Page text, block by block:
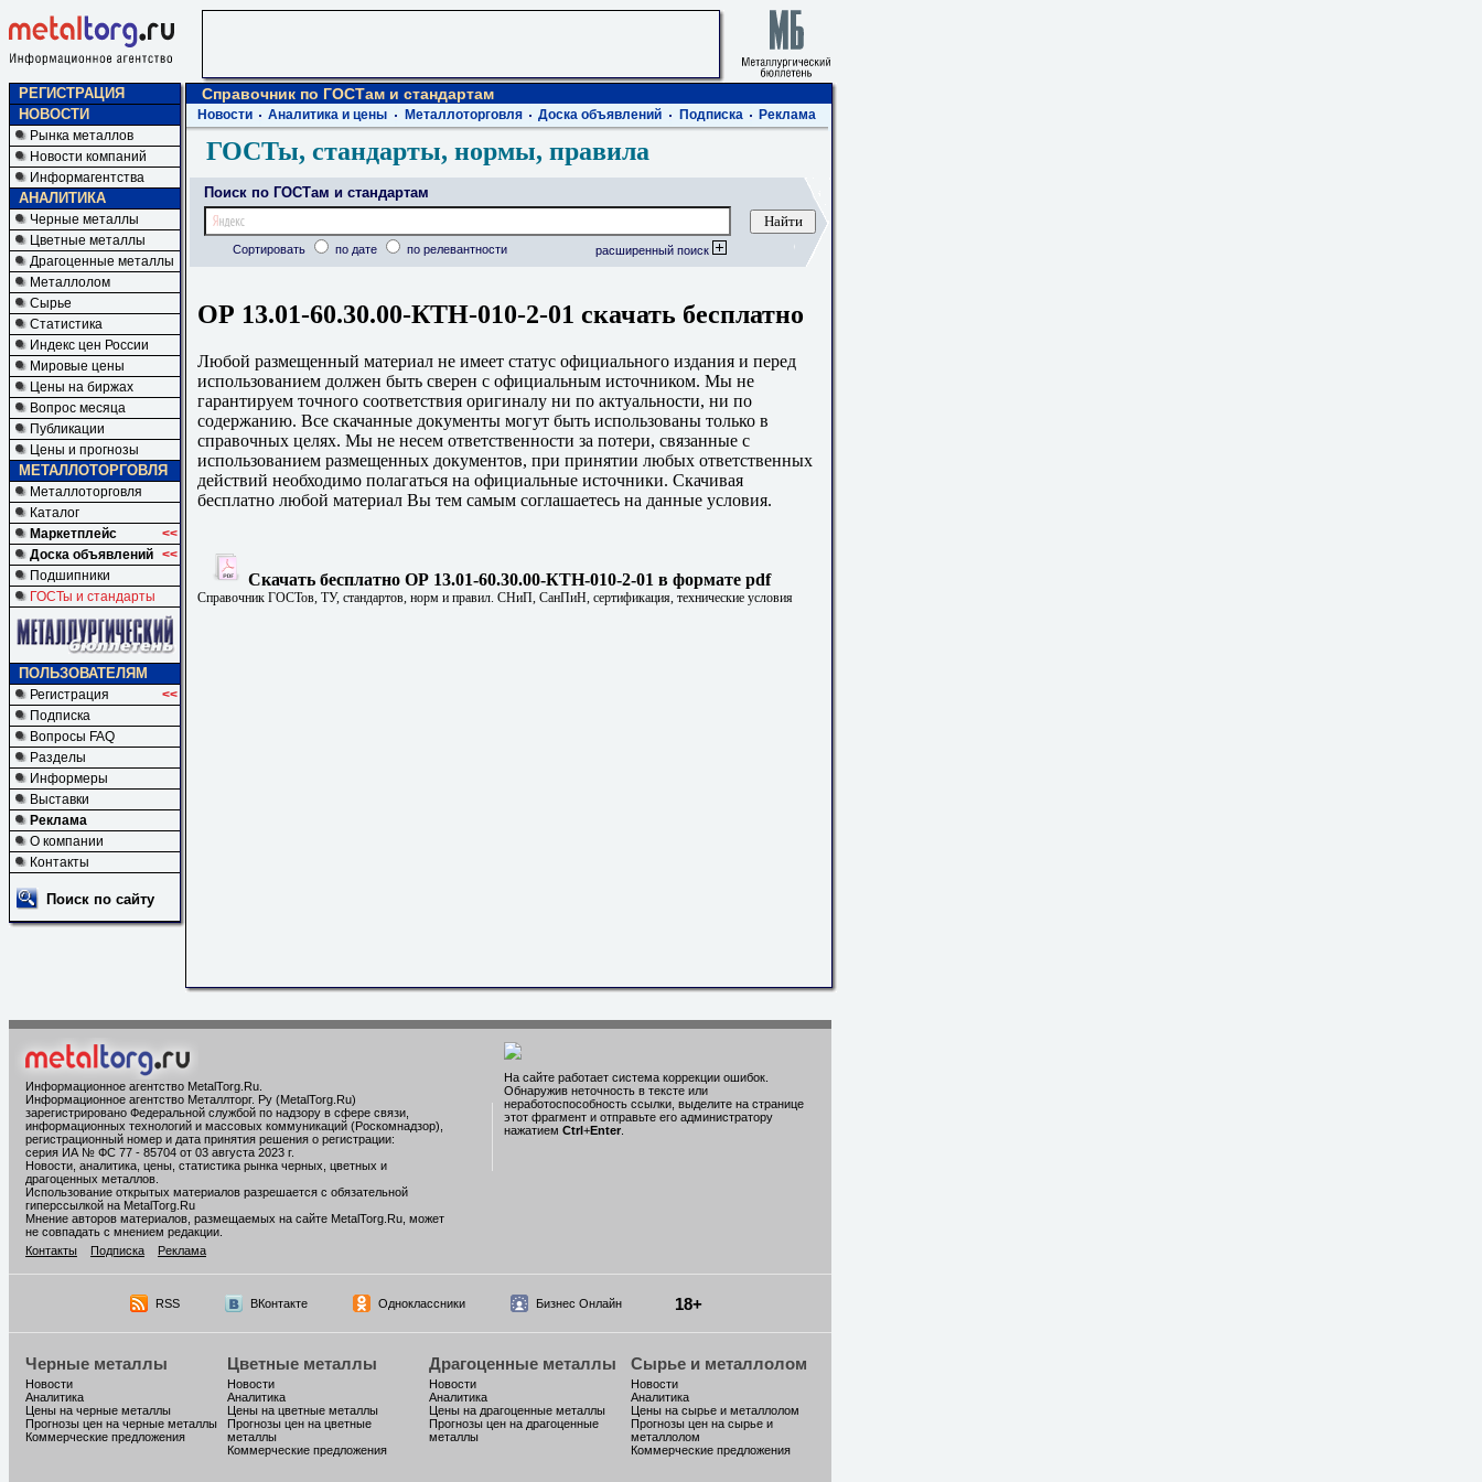
РЕГИСТРАЦИЯ
НОВОСТИ
Рынка металлов
Новости компаний
Информагентства
АНАЛИТИКА
Черные металлы
Цветные металлы
Драгоценные металлы
Металлолом
Сырье
Статистика
Индекс цен России
Мировые цены
Цены на биржах
Вопрос месяца
Публикации
Цены и прогнозы
МЕТАЛЛОТОРГОВЛЯ
Металлоторговля
Каталог
Маркетплейс
<<
Доска объявлений <<
Подшипники
ГОСТы и стандарты
ПОЛЬЗОВАТЕЛЯМ
Регистрация
<<
Подписка
Вопросы FAQ
Разделы
Информеры
Выставки
Реклама
О компании
Контакты
Поиск по сайту
Справочник по ГОСТам и стандартам
Новости Аналитика и цены Металлоторговля Доска объявлений Подписка Реклама
ГОСТы, стандарты, нормы, правила
Поиск по ГОСТам и стандартам
Сортировать по дате по релевантности расширенный поиск
ОР 13.01-60.30.00-КТН-010-2-01 скачать бесплатно
Любой размещенный материал не имеет статус официального издания и перед
использованием должен быть сверен с официальным источником. Мы не
гарантируем точного соответствия оригиналу ни по актуальности, ни по
содержанию. Все скачанные документы могут быть использованы только в
справочных целях. Мы не несем ответственности за потери, связанные с
использованием размещенных документов, при принятии любых ответственных
действий необходимо полагаться на официальные источники. Скачивая
бесплатно любой материал Вы тем самым соглашаетесь на данные условия.
Скачать бесплатно ОР 13.01-60.30.00-КТН-010-2-01 в формате pdf
Справочник ГОСТов, ТУ, стандартов, норм и правил. СНиП, СанПиН, сертификация, технические условия
Информационное агентство MetalTorg.Ru
Информационное агентство Металлторг. Ру (MetalTorg.Ru)
зарегистрировано Федеральной службой по надзору в сфере связи,
информационных технологий и массовых коммуникаций (Роскомнадзор),
регистрационный номер и дата принятия решения о регистрации:
серия ИА № ФС 77 - 85704 от 03 августа 2023 г.
Новости, аналитика, цены, статистика рынка черных, цветных и
драгоценных металлов.
Использование открытых материалов разрешается с обязательной
гиперссылкой на MetalTorg.Ru
Мнение авторов материалов, размещаемых на сайте MetalTorg.Ru, может
не совпадать с мнением редакции.
Контакты
Подписка Реклама
На сайте работает система коррекции ошибок.
Обнаружив неточность в тексте или
неработоспособность ссылки, выделите на странице
этот фрагмент и отправьте его администратору
нажатием Ctrl+Enter
RSS ВКонтакте Одноклассники Бизнес Онлайн 18+
Черные металлы
Новости
Аналитика
Цены на черные металлы
Прогнозы цен на черные металлы
Коммерческие предложения
Цветные металлы
Новости
Аналитика
Цены на цветные металлы
Прогнозы цен на цветные
металлы
Коммерческие предложения
Драгоценные металлы
Новости
Аналитика
Цены на драгоценные металлы
Прогнозы цен на драгоценные
металлы
Сырье и металлолом
Новости
Аналитика
Цены на сырье и металлолом
Прогнозы цен на сырье и
металлолом
Коммерческие предложения